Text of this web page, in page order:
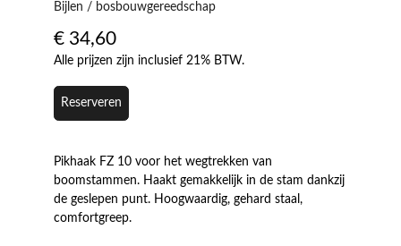
Bijlen / bosbouwgereedschap
€ 34,60
Alle prijzen zijn inclusief 21% BTW.
Reserveren
Pikhaak FZ 10 voor het wegtrekken van
boomstammen. Haakt gemakkelijk in de stam dankzij
de geslepen punt. Hoogwaardig, gehard staal,
comfortgreep.